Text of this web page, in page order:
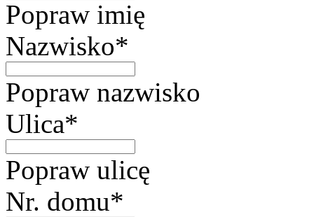
Popraw imię
Nazwisko*
Popraw nazwisko
Ulica*
Popraw ulicę
Nr. domu*